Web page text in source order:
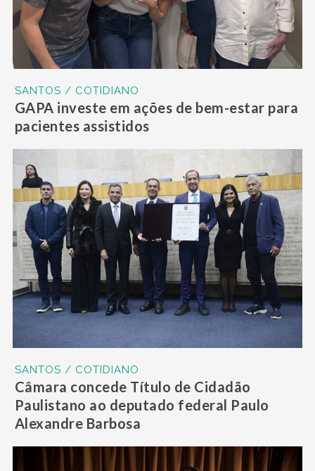
SANTOS / COTIDIANO
GAPA investe em ações de bem-estar para
pacientes assistidos
SANTOS / COTIDIANO
Câmara concede Título de Cidadão
Paulistano ao deputado federal Paulo
Alexandre Barbosa